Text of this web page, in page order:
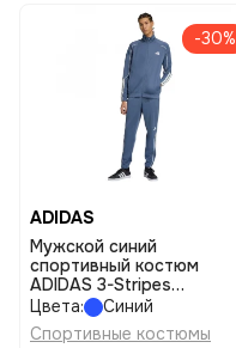
-30%
ADIDAS
Мужской синий
спортивный костюм
ADIDAS 3-Stripes
Tracksuit размер s
Цвета:
Синий
Спортивные костюмы